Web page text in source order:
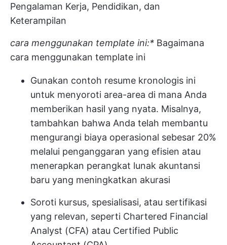
Pengalaman Kerja, Pendidikan, dan
Keterampilan
cara menggunakan template ini:* Bagaimana
cara menggunakan template ini
Gunakan contoh resume kronologis ini
untuk menyoroti area-area di mana Anda
memberikan hasil yang nyata. Misalnya,
tambahkan bahwa Anda telah membantu
mengurangi biaya operasional sebesar 20%
melalui penganggaran yang efisien atau
menerapkan perangkat lunak akuntansi
baru yang meningkatkan akurasi
Soroti kursus, spesialisasi, atau sertifikasi
yang relevan, seperti Chartered Financial
Analyst (CFA) atau Certified Public